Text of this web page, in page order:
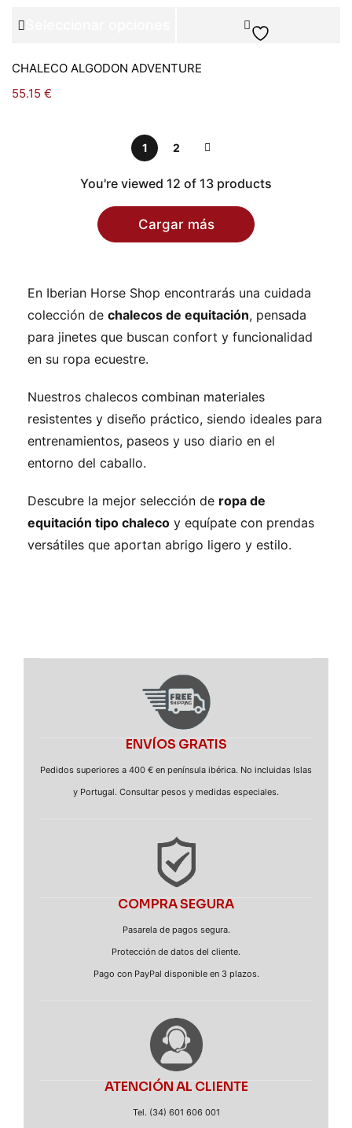
CHALECO ALGODON ADVENTURE
55.15 €
1 2
You're viewed 12 of 13 products
Cargar más
En Iberian Horse Shop encontrarás una cuidada
colección de chalecos de equitación, pensada
para jinetes que buscan confort y funcionalidad
en su ropa ecuestre.
Nuestros chalecos combinan materiales
resistentes y diseño práctico, siendo ideales para
entrenamientos, paseos y uso diario en el
entorno del caballo.
Descubre la mejor selección de ropa de
equitación tipo chaleco y equípate con prendas
versátiles que aportan abrigo ligero y estilo.
ENVÍOS GRATIS
Pedidos superiores a 400 € en península ibérica. No incluidas Islas
y Portugal. Consultar pesos y medidas especiales.
COMPRA SEGURA
Pasarela de pagos segura.
Protección de datos del cliente.
Pago con PayPal disponible en 3 plazos.
ATENCIÓN AL CLIENTE
Tel. (34) 601 606 001